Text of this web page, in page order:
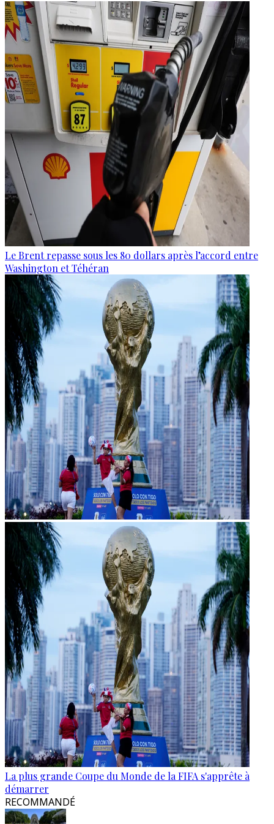
Le Brent repasse sous les 80 dollars après l’accord entre
Washington et Téhéran
La plus grande Coupe du Monde de la FIFA s'apprête à
démarrer
RECOMMANDÉ